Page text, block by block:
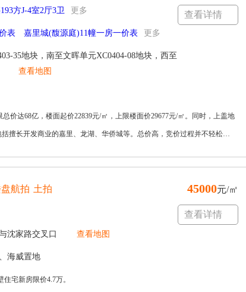
方J-4室2厅3卫 更多
表 嘉里城(馥源庭)11幢一房一价表 更多
35地块，南至文晖单元XC0404-08地块，西至
查看地图
查看详情
价达68亿，楼面起价22839元/㎡，上限楼面价29677元/㎡。同时，上盖地
擅长开发商业的嘉里、龙湖、华侨城等。总价高，竞价过程并不轻松。
航拍 土拍
沈家路交叉口 查看地图
海威置地
45000元/㎡
查看详情
宅新房限价4.7万。